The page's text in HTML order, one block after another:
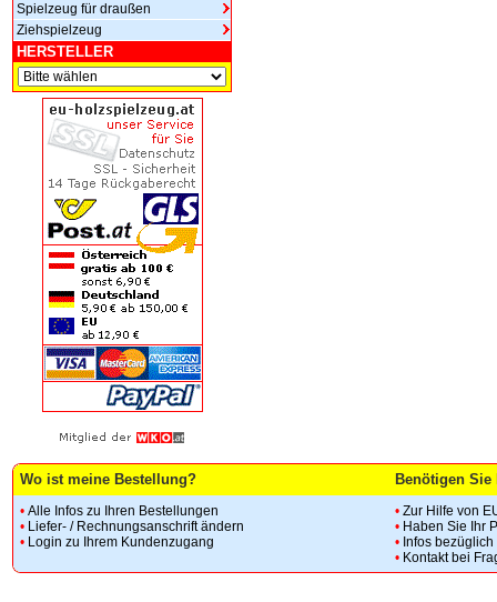
Spielzeug für draußen
Ziehspielzeug
HERSTELLER
Wo ist meine Bestellung? Benötigen Sie
• Alle Infos zu Ihren Bestellungen
• Liefer- / Rechnungsanschrift ändern
• Login zu Ihrem Kundenzugang
• Zur Hilfe von
• Haben Sie Ihr
• Infos
• Kontakt bei